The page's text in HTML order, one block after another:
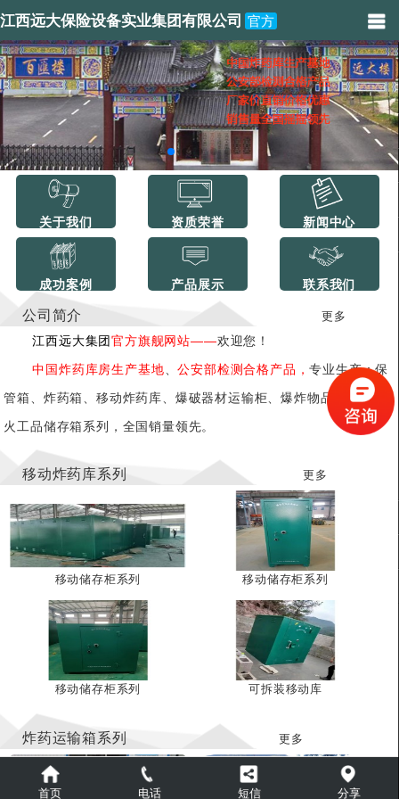
江西远大保险设备实业集团有限公司 官方
关于我们 资质荣誉 新闻中心
成功案例 产品展示 联系我们
公司简介 更多
江西远大集团官方旗舰网站——欢迎您！
中国炸药库房生产基地 、公安部检测合格产品，专业生产：保
管箱、炸药箱、移动炸药库、爆破器材运输柜、爆炸物品储存柜、
火工品储存箱系列，全国销量领先。
移动炸药库系列 更多
移动储存柜系列 移动储存柜系列
移动储存柜系列 可拆装移动库
炸药运输箱系列 更多
首页 电话 短信 分享